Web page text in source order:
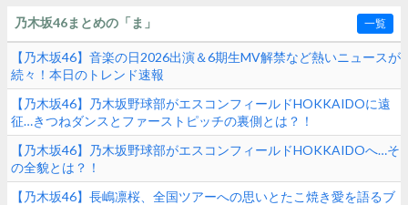
乃木坂46まとめの「ま」 一覧
【乃木坂46】音楽の日2026出演＆6期生MV解禁など熱いニュースが
続々！本日のトレンド速報
【乃木坂46】乃木坂野球部がエスコンフィールドHOKKAIDOに遠
征…きつねダンスとファーストピッチの裏側とは？！
【乃木坂46】乃木坂野球部がエスコンフィールドHOKKAIDOへ…そ
の全貌とは？！
【乃木坂46】長嶋凛桜、全国ツアーへの思いとたこ焼き愛を語るブ